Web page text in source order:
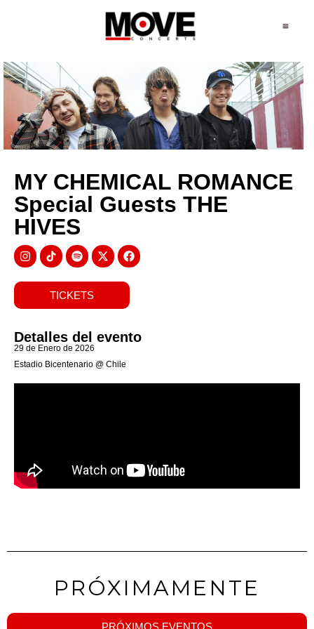
MY CHEMICAL ROMANCE
Special Guests THE
HIVES
TICKETS
Detalles del evento
29 de Enero de 2026
Estadio Bicentenario @ Chile
PRÓXIMAMENTE
PRÓXIMOS EVENTOS